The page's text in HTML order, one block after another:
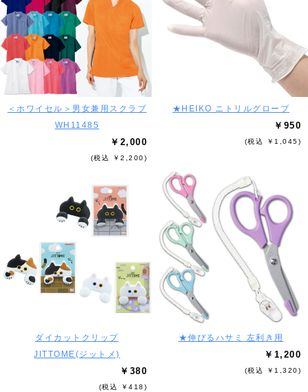
＜ホワイセル＞男女兼用スクラブ
WH11485
￥2,000
(税込 ￥2,200)
★HEIKO ニトリルグローブ
￥950
(税込 ￥1,045)
ダイカットクリップ
JITTOME(ジットメ)
￥380
(税込 ￥418)
★伸びるハサミ 左利き用
￥1,200
(税込 ￥1,320)